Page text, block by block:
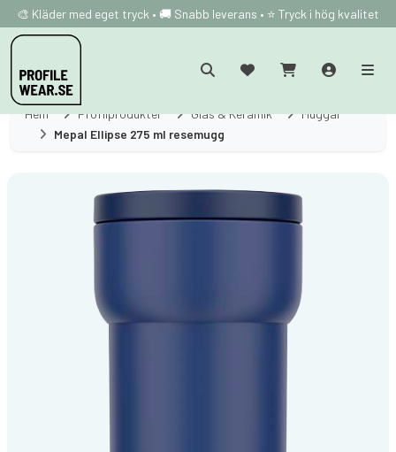
🎨 Kläder med eget tryck • 🚚 Snabb leverans • ⭐ Tryck i hög kvalitet
Hem Profilprodukter Glas & Keramik
Muggar
Mepal Ellipse 275 ml resemugg